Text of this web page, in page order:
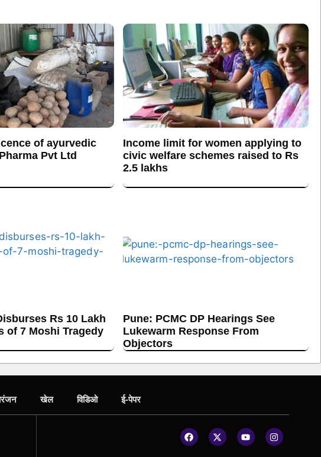
of ayurvedic
Pvt Ltd
Income limit for women applying to
civic welfare schemes raised to Rs
2.5 lakhs
Rs 10 Lakh
of 7 Moshi Tragedy
Pune: PCMC DP Hearings See
Lukewarm Response From
Objectors
खेल विडिओ ई-पेपर